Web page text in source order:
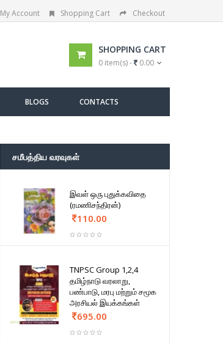
My Account Shopping Cart Checkout
SHOPPING CART
0 item(s) - 0.00
BLOGS CONTACTS
சமீபத்திய வரவுகள்
இவள் ஒரு புதுக்கவிதை
(ரமணிசந்திரன்)
110.00
TNPSC Group 1,2,4
தமிழ்நாடு வரலாறு,
பண்பாடு, மரபு மற்றும் சமூக
அரசியல் இயக்கங்கள்
695.00